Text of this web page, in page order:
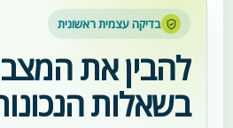
בדיקה עצמית ראשונית
להבין את
בשאלות